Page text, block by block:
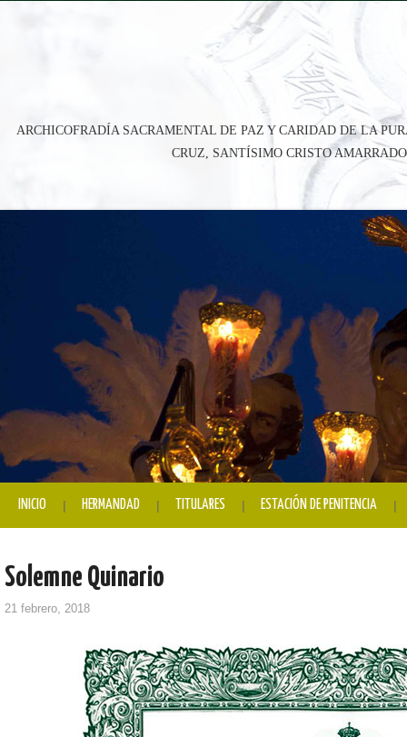
ARCHICOFRADÍA SACRAMENTAL DE PAZ Y CARIDAD DE LA
CRUZ, SANTÍSIMO CRISTO
INICIO HERMANDAD TITULARES ESTACIÓN DE PENITENCIA
Solemne Quinario
21 febrero, 2018